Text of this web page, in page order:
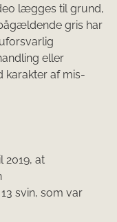
lægges til grund,
gris har
eller
karakter af mis­
2019, at
svin, som var